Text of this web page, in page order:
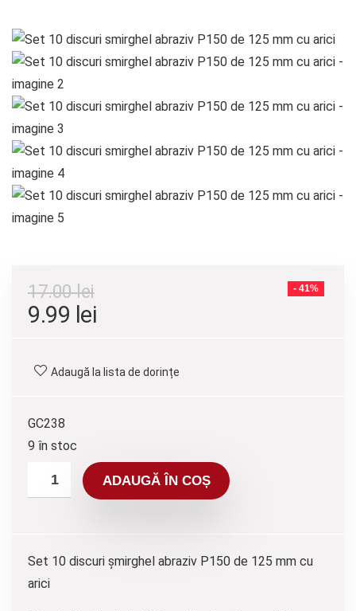
- 41%
17.00lei
9.99 lei
Adaugă la lista de dorințe
GC238
9 în stoc
ADAUGĂ ÎN COȘ
Set 10 discuri șmirghel abraziv P150 de 125 mm cu
arici